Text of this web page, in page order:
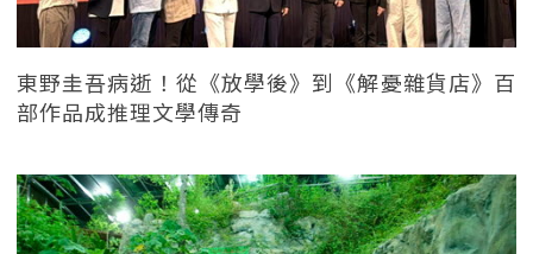
東野圭吾病逝！從《放學後》到《解憂雜貨店》百
部作品成推理文學傳奇